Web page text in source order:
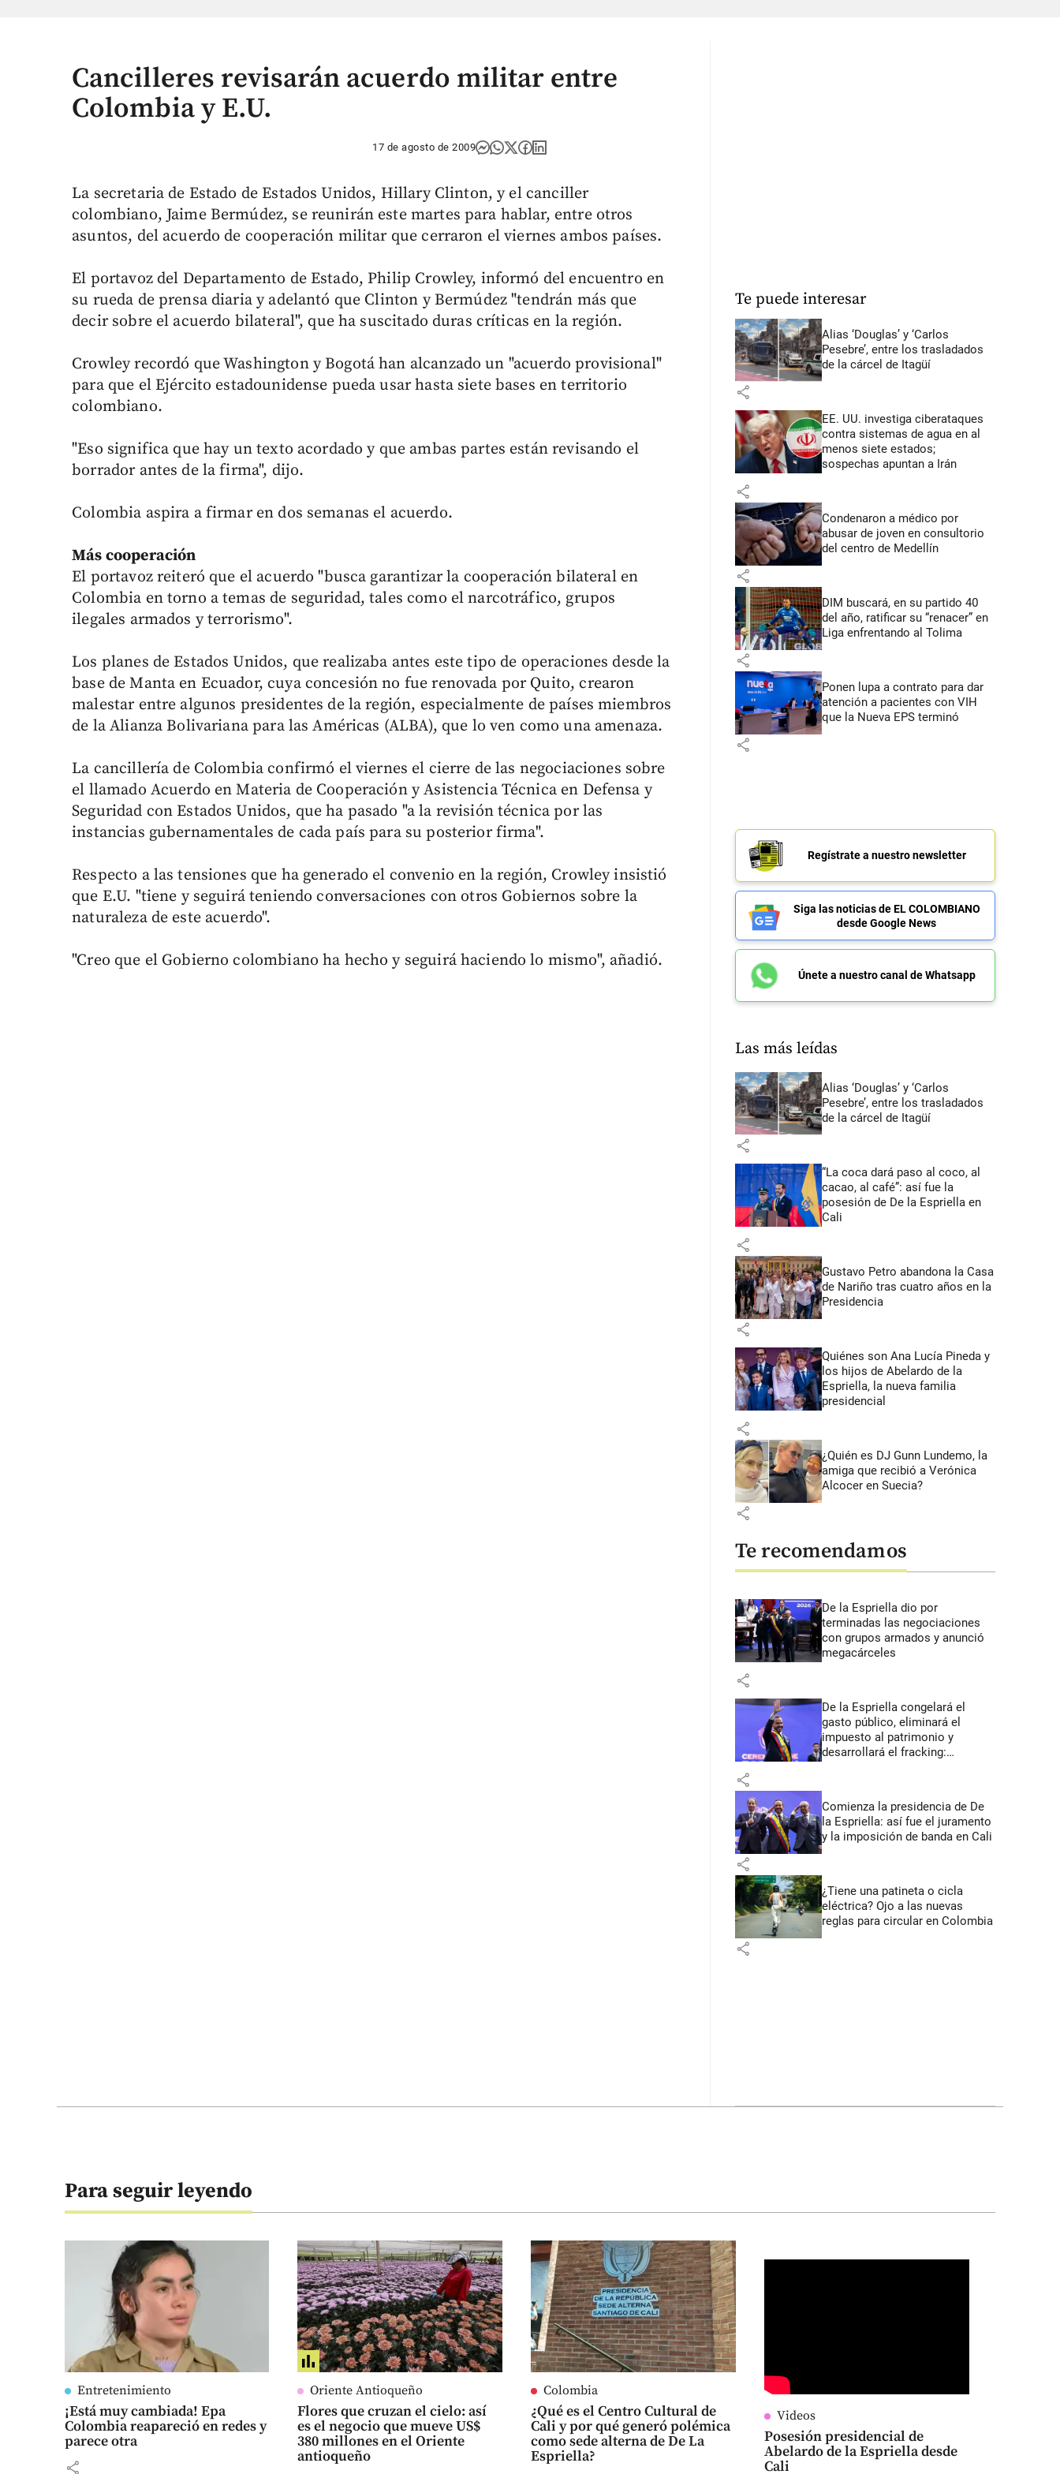
Cancilleres revisarán acuerdo militar entre
Colombia y E.U.
17 de agosto de 2009
La secretaria de Estado de Estados Unidos, Hillary Clinton, y el canciller
colombiano, Jaime Bermúdez, se reunirán este martes para hablar, entre otros
asuntos, del acuerdo de cooperación militar que cerraron el viernes ambos países.
El portavoz del Departamento de Estado, Philip Crowley, informó del encuentro en
su rueda de prensa diaria y adelantó que Clinton y Bermúdez "tendrán más que
decir sobre el acuerdo bilateral", que ha suscitado duras críticas en la región.
Crowley recordó que Washington y Bogotá han alcanzado un "acuerdo provisional"
para que el Ejército estadounidense pueda usar hasta siete bases en territorio
colombiano.
"Eso significa que hay un texto acordado y que ambas partes están revisando el
borrador antes de la firma", dijo.
Colombia aspira a firmar en dos semanas el acuerdo.
Más cooperación
El portavoz reiteró que el acuerdo "busca garantizar la cooperación bilateral en
Colombia en torno a temas de seguridad, tales como el narcotráfico, grupos
ilegales armados y terrorismo".
Los planes de Estados Unidos, que realizaba antes este tipo de operaciones desde la
base de Manta en Ecuador, cuya concesión no fue renovada por Quito, crearon
malestar entre algunos presidentes de la región, especialmente de países miembros
de la Alianza Bolivariana para las Américas (ALBA), que lo ven como una amenaza.
La cancillería de Colombia confirmó el viernes el cierre de las negociaciones sobre
el llamado Acuerdo en Materia de Cooperación y Asistencia Técnica en Defensa y
Seguridad con Estados Unidos, que ha pasado "a la revisión técnica por las
instancias gubernamentales de cada país para su posterior firma".
Respecto a las tensiones que ha generado el convenio en la región, Crowley insistió
que E.U. "tiene y seguirá teniendo conversaciones con otros Gobiernos sobre la
naturaleza de este acuerdo".
"Creo que el Gobierno colombiano ha hecho y seguirá haciendo lo mismo", añadió.
Te puede interesar
Alias ‘Douglas’ y ‘Carlos
Pesebre’, entre los trasladados
de la cárcel de Itagüí
share
EE. UU. investiga ciberataques
contra sistemas de agua en al
menos siete estados;
sospechas apuntan a Irán
share
Condenaron a médico por
abusar de joven en consultorio
del centro de Medellín
share
DIM buscará, en su partido 40
del año, ratificar su “renacer” en
Liga enfrentando al Tolima
share
Ponen lupa a contrato para dar
atención a pacientes con VIH
que la Nueva EPS terminó
share
Regístrate a nuestro newsletter
Siga las noticias de EL COLOMBIANO
desde Google News
Únete a nuestro canal de Whatsapp
Las más leídas
Alias ‘Douglas’ y ‘Carlos
Pesebre’, entre los trasladados
de la cárcel de Itagüí
share
“La coca dará paso al coco, al
cacao, al café”: así fue la
posesión de De la Espriella en
Cali
share
Gustavo Petro abandona la Casa
de Nariño tras cuatro años en la
Presidencia
share
Quiénes son Ana Lucía Pineda y
los hijos de Abelardo de la
Espriella, la nueva familia
presidencial
share
¿Quién es DJ Gunn Lundemo, la
amiga que recibió a Verónica
Alcocer en Suecia?
share
Te recomendamos
De la Espriella dio por
terminadas las negociaciones
con grupos armados y anunció
megacárceles
share
De la Espriella congelará el
gasto público, eliminará el
impuesto al patrimonio y
desarrollará el fracking:
share
Comienza la presidencia de De
la Espriella: así fue el juramento
y la imposición de banda en Cali
share
¿Tiene una patineta o cicla
eléctrica? Ojo a las nuevas
reglas para circular en Colombia
share
Para seguir leyendo
Entretenimiento
¡Está muy cambiada! Epa
Colombia reapareció en redes y
parece otra
share
Oriente Antioqueño
Flores que cruzan el cielo: así
es el negocio que mueve US$
380 millones en el Oriente
antioqueño
Colombia
¿Qué es el Centro Cultural de
Cali y por qué generó polémica
como sede alterna de De La
Espriella?
Videos
Posesión presidencial de
Abelardo de la Espriella desde
Cali